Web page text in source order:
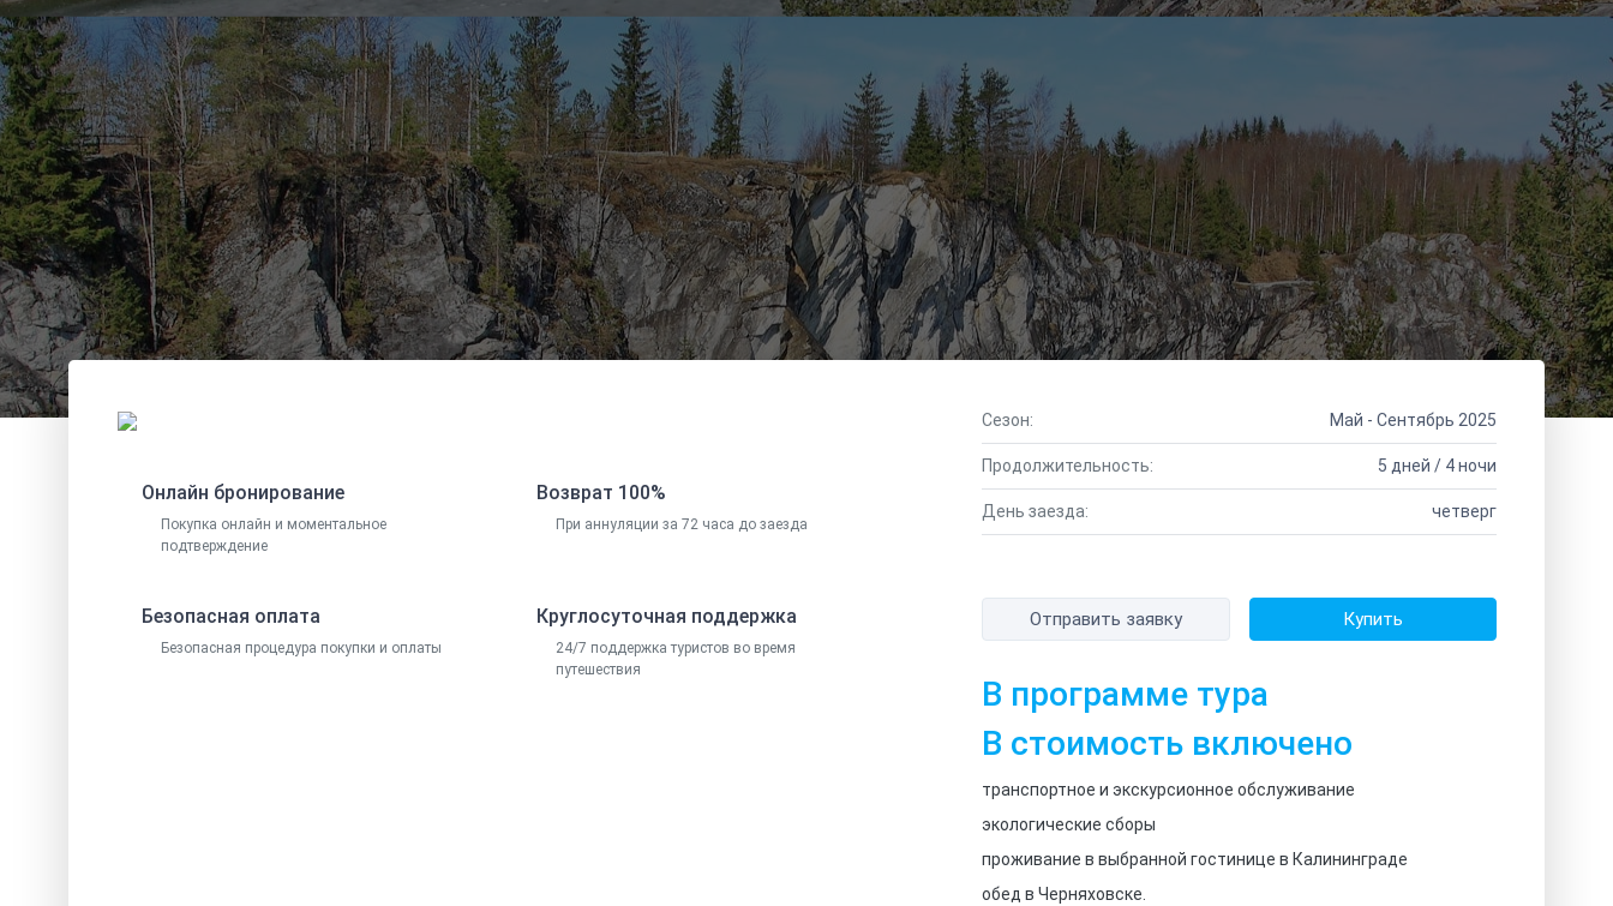
Онлайн бронирование
Покупка онлайн и моментальное
подтверждение
Возврат 100%
При аннуляции за 72 часа до заезда
Безопасная оплата
Безопасная процедура покупки и оплаты
Круглосуточная поддержка
24/7 поддержка туристов во время
путешествия
Сезон: Май - Сентябрь 2025
Продолжительность: 5 дней / 4 ночи
День заезда: четверг
Отправить заявку Купить
В программе тура
В стоимость включено
транспортное и экскурсионное обслуживание
экологические сборы
проживание в выбранной гостинице в Калининграде
обед в Черняховске.